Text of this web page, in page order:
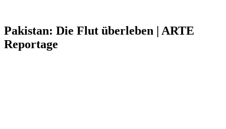
Pakistan: Die Flut überleben | ARTE
Reportage